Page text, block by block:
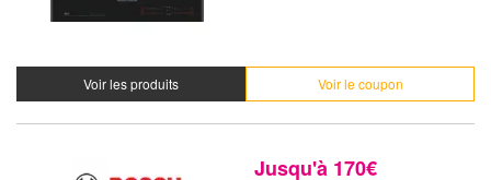
Voir les produits Voir le coupon
Jusqu'à 170€